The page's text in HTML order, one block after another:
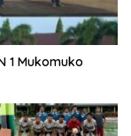
1 Mukomuko